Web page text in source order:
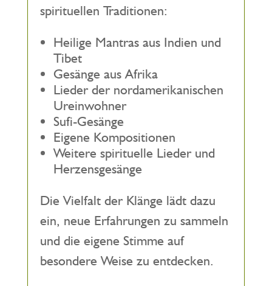
spirituellen Traditionen:
Heilige Mantras aus Indien und
Tibet
Gesänge aus Afrika
Lieder der nordamerikanischen
Ureinwohner
Sufi-Gesänge
Eigene Kompositionen
Weitere spirituelle Lieder und
Herzensgesänge
Die Vielfalt der Klänge lädt dazu
ein, neue Erfahrungen zu sammeln
und die eigene Stimme auf
besondere Weise zu entdecken.